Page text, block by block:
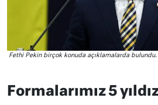
Fethi Pekin birçok konuda açıklamalarda bulundu.
Formalarımız 5